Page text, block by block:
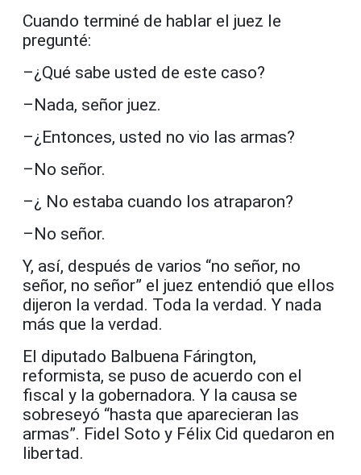
Cuando terminé de hablar el juez le
pregunté:
–¿Qué sabe usted de este caso?
–Nada, señor juez.
–¿Entonces, usted no vio las armas?
–No señor.
–¿ No estaba cuando los atraparon?
–No señor.
Y, así, después de varios “no señor, no
señor, no señor” el juez entendió que ellos
dijeron la verdad. Toda la verdad. Y nada
más que la verdad.
El diputado Balbuena Fárington,
reformista, se puso de acuerdo con el
fiscal y la gobernadora. Y la causa se
sobreseyó “hasta que aparecieran las
armas”. Fidel Soto y Félix Cid quedaron en
libertad.